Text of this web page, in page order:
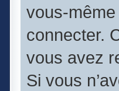
vous-
connecter.
vous avez
Si vous